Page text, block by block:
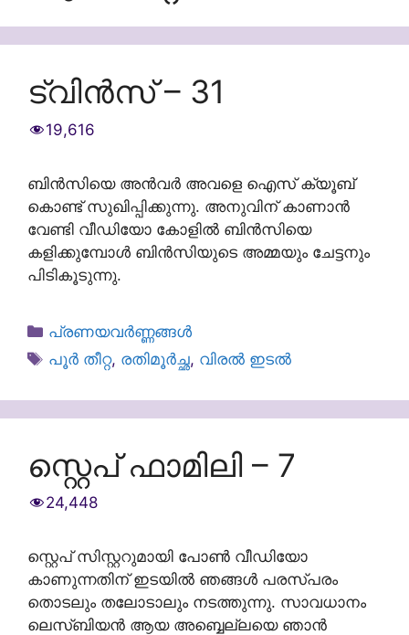
ട്വിൻസ് – 31
19,616
ബിൻസിയെ അൻവർ അവളെ ഐസ് ക്യൂബ്
കൊണ്ട് സുഖിപ്പിക്കുന്നു. അനുവിന് കാണാൻ
വേണ്ടി വീഡിയോ കോളിൽ ബിൻസിയെ
കളിക്കുമ്പോൾ ബിൻസിയുടെ അമ്മയും ചേട്ടനും
പിടികൂടുന്നു.
Categories
പ്രണയവർണ്ണങ്ങൾ
Tags
പൂർ തീറ്റ, രതിമൂര്‍ച്ഛ, വിരൽ ഇടൽ
സ്റ്റെപ് ഫാമിലി – 7
24,448
സ്റ്റെപ് സിസ്റ്ററുമായി പോൺ വീഡിയോ
കാണുന്നതിന് ഇടയിൽ ഞങ്ങൾ പരസ്പരം
തൊടലും തലോടാലും നടത്തുന്നു. സാവധാനം
ലെസ്ബിയൻ ആയ അബ്ബെല്ലയെ ഞാൻ